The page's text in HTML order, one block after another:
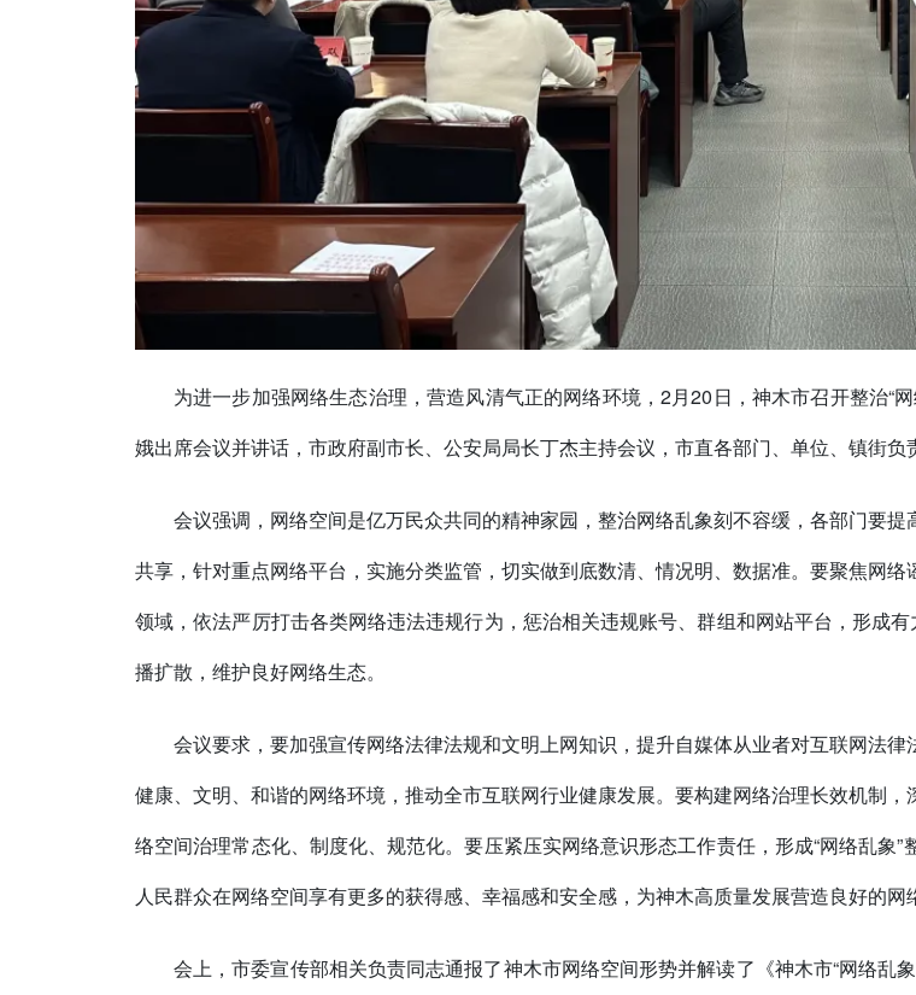
为进一步加强网络生态治理，营造风清气正的网络环境，2月20日，神木市召开整治“
娥出席会议并讲话，市政府副市长、公安局局长丁杰主持会议，市直各部门、单位、镇街负
会议强调，网络空间是亿万民众共同的精神家园，整治网络乱象刻不容缓，各部门要
共享，针对重点网络平台，实施分类监管，切实做到底数清、情况明、数据准。要聚焦网
领域，依法严厉打击各类网络违法违规行为，惩治相关违规账号、群组和网站平台，形成
播扩散，维护良好网络生态。
会议要求，要加强宣传网络法律法规和文明上网知识，提升自媒体从业者对互联网法
健康、文明、和谐的网络环境，推动全市互联网行业健康发展。要构建网络治理长效机制
络空间治理常态化、制度化、规范化。要压紧压实网络意识形态工作责任，形成“网络乱象
人民群众在网络空间享有更多的获得感、幸福感和安全感，为神木高质量发展营造良好的网
会上，市委宣传部相关负责同志通报了神木市网络空间形势并解读了《神木市“网络乱